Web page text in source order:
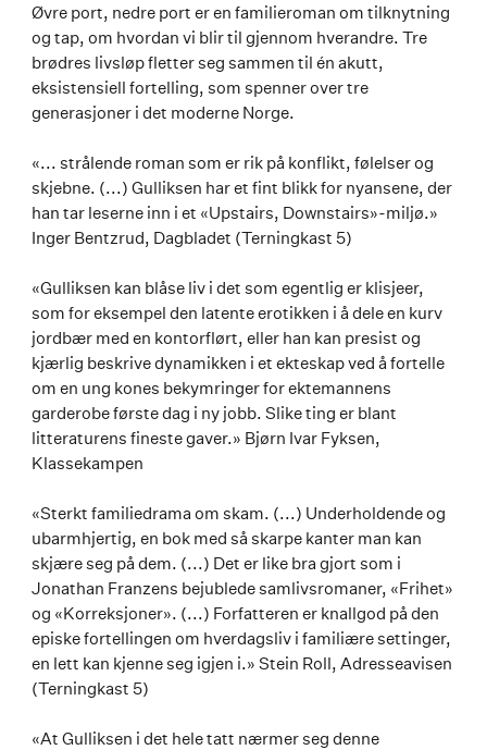
Øvre port, nedre port er en familieroman om tilknytning
og tap, om hvordan vi blir til gjennom hverandre. Tre
brødres livsløp fletter seg sammen til én akutt,
eksistensiell fortelling, som spenner over tre
generasjoner i det moderne Norge.
«... strålende roman som er rik på konflikt, følelser og
skjebne. (...) Gulliksen har et fint blikk for nyansene, der
han tar leserne inn i et «Upstairs, Downstairs»-miljø.»
Inger Bentzrud, Dagbladet (Terningkast 5)
«Gulliksen kan blåse liv i det som egentlig er klisjeer,
som for eksempel den latente erotikken i å dele en kurv
jordbær med en kontorflørt, eller han kan presist og
kjærlig beskrive dynamikken i et ekteskap ved å fortelle
om en ung kones bekymringer for ektemannens
garderobe første dag i ny jobb. Slike ting er blant
litteraturens fineste gaver.» Bjørn Ivar Fyksen,
Klassekampen
«Sterkt familiedrama om skam. (...) Underholdende og
ubarmhjertig, en bok med så skarpe kanter man kan
skjære seg på dem. (...) Det er like bra gjort som i
Jonathan Franzens bejublede samlivsromaner, «Frihet»
og «Korreksjoner». (...) Forfatteren er knallgod på den
episke fortellingen om hverdagsliv i familiære settinger,
en lett kan kjenne seg igjen i.» Stein Roll, Adresseavisen
(Terningkast 5)
«At Gulliksen i det hele tatt nærmer seg denne